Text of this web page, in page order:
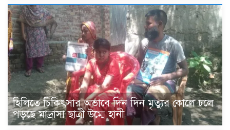
হিলিতে চিকিৎসার অভাবে দিন দিন মৃত্যুর কোলে ঢলে
পড়ছে মাদ্রাসা ছাত্রী উম্মে হানী